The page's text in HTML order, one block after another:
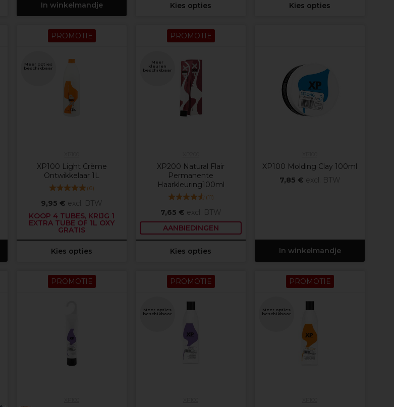
In winkelmandje Kies opties Kies opties
PROMOTIE
Meer opties
beschikbaar
XP100 Light Crème
Ontwikkelaar 1L
(6)
9,95 € excl. BTW
KOOP 4 TUBES, KRIJG 1
EXTRA TUBE OF 1L OXY
GRATIS
Kies opties
PROMOTIE
Meer
kleuren
beschikbaar
XP200 Natural Flair
Permanente
Haarkleuring100ml
(11)
7,65 € excl. BTW
AANBIEDINGEN
Kies opties
XP100 Molding Clay 100ml
7,85 € excl. BTW
In winkelmandje
PROMOTIE PROMOTIE
Meer opties
beschikbaar
PROMOTIE
Meer opties
beschikbaar